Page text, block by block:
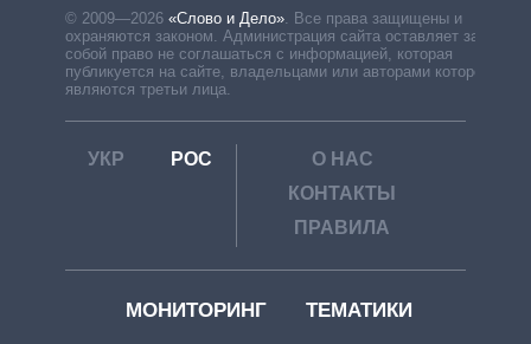
© 2009—2026 «Слово и Дело»
Все права защищены и
охраняются законом. Администрация сайта оставляет за
собой право не соглашаться с информацией, которая
публикуется на сайте, владельцами или авторами которой
являются третьи лица.
УКР РОС
О НАС
КОНТАКТЫ
ПРАВИЛА
МОНИТОРИНГ ТЕМАТИКИ